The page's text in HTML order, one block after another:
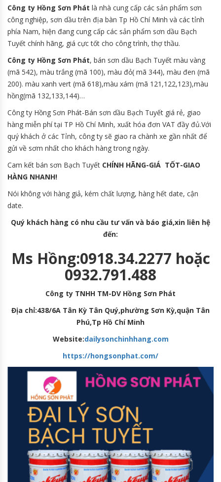
Công ty Hồng Sơn Phát là nhà cung cấp các sản phẩm sơn
công nghiệp, sơn dầu trên địa bàn Tp Hồ Chí Minh và các tỉnh
phía Nam, hiện đang cung cấp các sản phẩm sơn dầu Bạch
Tuyết chính hãng, giá cực tốt cho công trình, thợ thầu.
Công ty Hồng Sơn Phát, bán sơn dầu Bạch Tuyết màu vàng
(mã 542), màu trắng (mã 100), màu đỏ( mã 344), màu đen (mã
200). màu xanh vert (mã 618),màu xám (mã 121,122,123),màu
hồng(mã 132,133,144)…
Công ty Hồng Sơn Phát-Bán sơn dầu Bạch Tuyết giá rẻ, giao
hàng miễn phí tại TP Hồ Chí Minh, xuất hóa đơn VAT đầy đủ.Với
quý khách ở các Tỉnh, công ty sẽ giao ra chành xe gần nhất để
gửi về sơm nhất cho khách hàng trong ngày.
Cam kết bán sơn Bạch Tuyết CHÍNH HÃNG-GIÁ TỐT-GIAO
HÀNG NHANH!
Nói không với hàng giả, kém chất lượng, hàng hết date, cận
date.
Quý khách hàng có nhu cầu tư vấn và báo giá,xin liên hệ
đến:
Ms Hồng:0918.34.2277 hoặc
0932.791.488
Công ty TNHH TM-DV Hồng Sơn Phát
Địa chỉ:438/6A Tân Kỳ Tân Quý,phường Sơn Kỳ,quận Tân
Phú,Tp Hồ Chí Minh
Website:dailysonchinhhang.com
https://hongsonphat.com/